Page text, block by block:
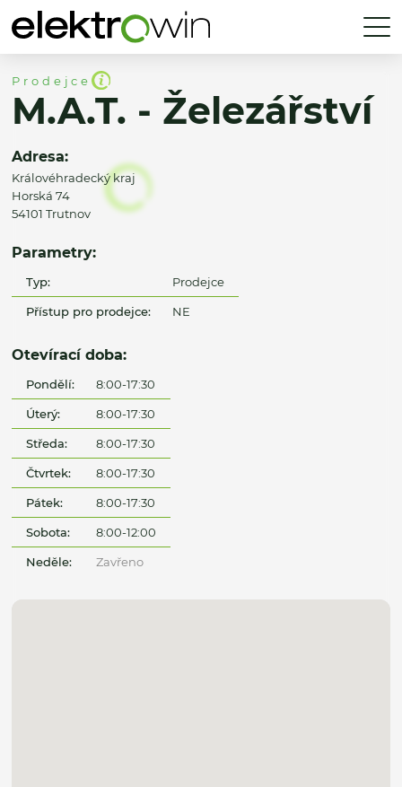
Prodejce
M.A.T. - Železářství
Adresa:
Královéhradecký kraj
Horská 74
54101 Trutnov
Parametry:
Typ: Prodejce
Přístup pro prodejce: NE
Otevírací doba:
Pondělí: 8:00-17:30
Úterý: 8:00-17:30
Středa: 8:00-17:30
Čtvrtek: 8:00-17:30
Pátek: 8:00-17:30
Sobota: 8:00-12:00
Neděle: Zavřeno